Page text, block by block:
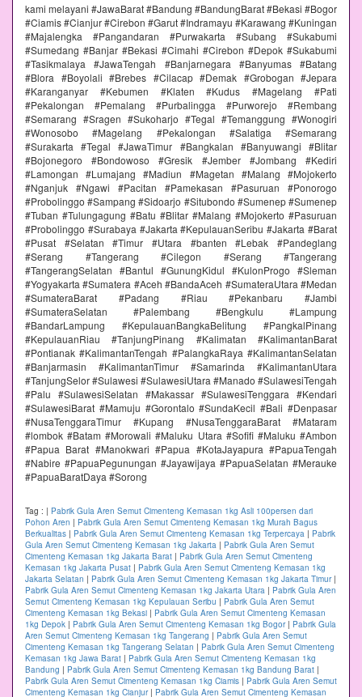
kami melayani #JawaBarat #Bandung #BandungBarat #Bekasi #Bogor
#Ciamis #Cianjur #Cirebon #Garut #Indramayu #Karawang #Kuningan
#Majalengka #Pangandaran #Purwakarta #Subang #Sukabumi
#Sumedang #Banjar #Bekasi #Cimahi #Cirebon #Depok #Sukabumi
#Tasikmalaya #JawaTengah #Banjarnegara #Banyumas #Batang
#Blora #Boyolali #Brebes #Cilacap #Demak #Grobogan #Jepara
#Karanganyar #Kebumen #Klaten #Kudus #Magelang #Pati
#Pekalongan #Pemalang #Purbalingga #Purworejo #Rembang
#Semarang #Sragen #Sukoharjo #Tegal #Temanggung #Wonogiri
#Wonosobo #Magelang #Pekalongan #Salatiga #Semarang
#Surakarta #Tegal #JawaTimur #Bangkalan #Banyuwangi #Blitar
#Bojonegoro #Bondowoso #Gresik #Jember #Jombang #Kediri
#Lamongan #Lumajang #Madiun #Magetan #Malang #Mojokerto
#Nganjuk #Ngawi #Pacitan #Pamekasan #Pasuruan #Ponorogo
#Probolinggo #Sampang #Sidoarjo #Situbondo #Sumenep #Sumenep
#Tuban #Tulungagung #Batu #Blitar #Malang #Mojokerto #Pasuruan
#Probolinggo #Surabaya #Jakarta #KepulauanSeribu #Jakarta #Barat
#Pusat #Selatan #Timur #Utara #banten #Lebak #Pandeglang
#Serang #Tangerang #Cilegon #Serang #Tangerang
#TangerangSelatan #Bantul #GunungKidul #KulonProgo #Sleman
#Yogyakarta #Sumatera #Aceh #BandaAceh #SumateraUtara #Medan
#SumateraBarat #Padang #Riau #Pekanbaru #Jambi
#SumateraSelatan #Palembang #Bengkulu #Lampung
#BandarLampung #KepulauanBangkaBelitung #PangkalPinang
#KepulauanRiau #TanjungPinang #Kalimatan #KalimantanBarat
#Pontianak #KalimantanTengah #PalangkaRaya #KalimantanSelatan
#Banjarmasin #KalimantanTimur #Samarinda #KalimantanUtara
#TanjungSelor #Sulawesi #SulawesiUtara #Manado #SulawesiTengah
#Palu #SulawesiSelatan #Makassar #SulawesiTenggara #Kendari
#SulawesiBarat #Mamuju #Gorontalo #SundaKecil #Bali #Denpasar
#NusaTenggaraTimur #Kupang #NusaTenggaraBarat #Mataram
#lombok #Batam #Morowali #Maluku Utara #Sofifi #Maluku #Ambon
#Papua Barat #Manokwari #Papua #KotaJayapura #PapuaTengah
#Nabire #PapuaPegunungan #Jayawijaya #PapuaSelatan #Merauke
#PapuaBaratDaya #Sorong
Tag : | Pabrik Gula Aren Semut Cimenteng Kemasan 1kg Asli 100persen dari
Pohon Aren | Pabrik Gula Aren Semut Cimenteng Kemasan 1kg Murah Bagus
Berkualitas | Pabrik Gula Aren Semut Cimenteng Kemasan 1kg Terpercaya | Pabrik
Gula Aren Semut Cimenteng Kemasan 1kg Jakarta | Pabrik Gula Aren Semut
Cimenteng Kemasan 1kg Jakarta Barat | Pabrik Gula Aren Semut Cimenteng
Kemasan 1kg Jakarta Pusat | Pabrik Gula Aren Semut Cimenteng Kemasan 1kg
Jakarta Selatan | Pabrik Gula Aren Semut Cimenteng Kemasan 1kg Jakarta Timur|
Pabrik Gula Aren Semut Cimenteng Kemasan 1kg Jakarta Utara | Pabrik Gula Aren
Semut Cimenteng Kemasan 1kg Kepulauan Seribu | Pabrik Gula Aren Semut
Cimenteng Kemasan 1kg Bekasi | Pabrik Gula Aren Semut Cimenteng Kemasan
1kg Depok | Pabrik Gula Aren Semut Cimenteng Kemasan 1kg Bogor| Pabrik Gula
Aren Semut Cimenteng Kemasan 1kg Tangerang | Pabrik Gula Aren Semut
Cimenteng Kemasan 1kg Tangerang Selatan | Pabrik Gula Aren Semut Cimenteng
Kemasan 1kg Jawa Barat | Pabrik Gula Aren Semut Cimenteng Kemasan 1kg
Bandung | Pabrik Gula Aren Semut Cimenteng Kemasan 1kg Bandung Barat |
Pabrik Gula Aren Semut Cimenteng Kemasan 1kg Ciamis | Pabrik Gula Aren Semut
Cimenteng Kemasan 1kg Cianjur| Pabrik Gula Aren Semut Cimenteng Kemasan